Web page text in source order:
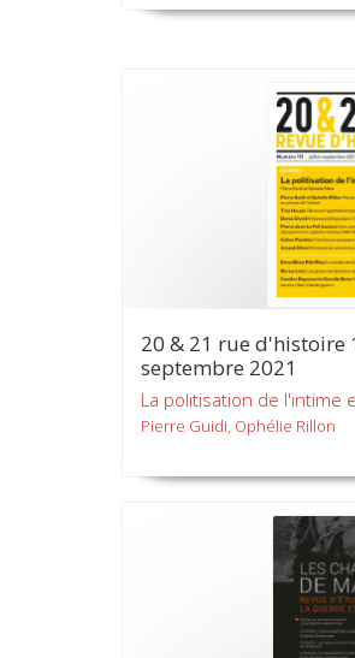
20 & 21 rue d'histoire
septembre 2021
La politisation de l'intime
Pierre Guidi, Ophélie Rillon